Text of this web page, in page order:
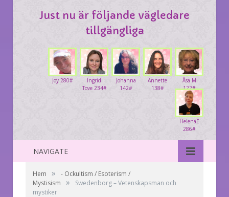
Just nu är följande vägledare
tillgängliga
Åsa M
122#
Annette
138#
Johanna
142#
Ingrid
Tove 234#
Joy 280#
HelenaE
286#
NAVIGATE
Hem »
- Ockultism / Esoterism /
Mystisism
»
Swedenborg – Vetenskapsman och
mystiker